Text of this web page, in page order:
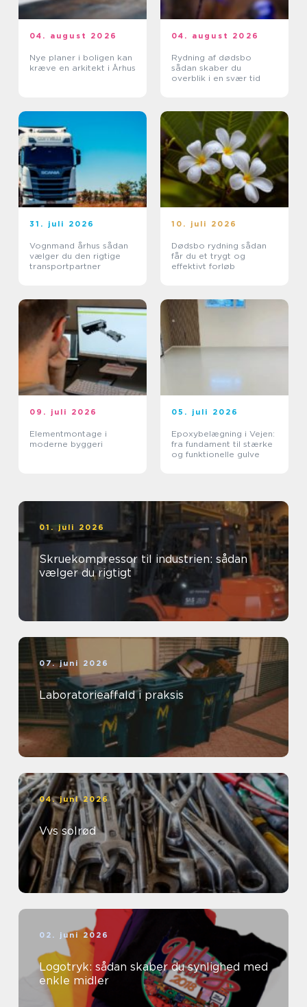
04. august 2026
Nye planer i boligen kan
kræve en arkitekt i Århus
04. august 2026
Rydning af dødsbo
sådan skaber du
overblik i en svær tid
31. juli 2026
Vognmand århus sådan
vælger du den rigtige
transportpartner
10. juli 2026
Dødsbo rydning sådan
får du et trygt og
effektivt forløb
09. juli 2026
Elementmontage i
moderne byggeri
05. juli 2026
Epoxybelægning i Vejen:
fra fundament til stærke
og funktionelle gulve
01. juli 2026
Skruekompressor til industrien: sådan
vælger du rigtigt
07. juni 2026
Laboratorieaffald i praksis
04. juni 2026
Vvs solrød
02. juni 2026
Logotryk: sådan skaber du synlighed med
enkle midler